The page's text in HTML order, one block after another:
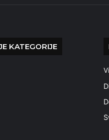
KATEGORIJE